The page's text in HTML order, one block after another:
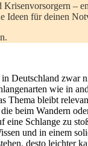
Krisenvorsorgern –
Ideen für deinen
Deutschland zwar
wie in
Thema bleibt
beim ​Wandern
eine Schlange zu
⁣und in ⁤einem
desto leichter